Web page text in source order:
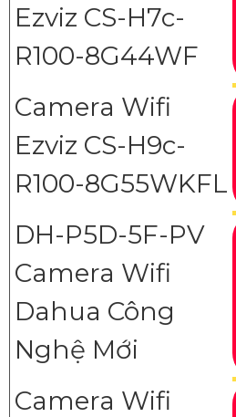
Ezviz CS-H7c-
R100-8G44WF
Camera Wifi
Ezviz CS-H9c-
R100-8G55WKFL
DH-P5D-5F-PV
Camera Wifi
Dahua Công
Nghệ Mới
Camera Wifi